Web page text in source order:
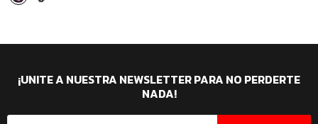
¡UNITE A NUESTRA NEWSLETTER PARA NO PERDERTE
NADA!